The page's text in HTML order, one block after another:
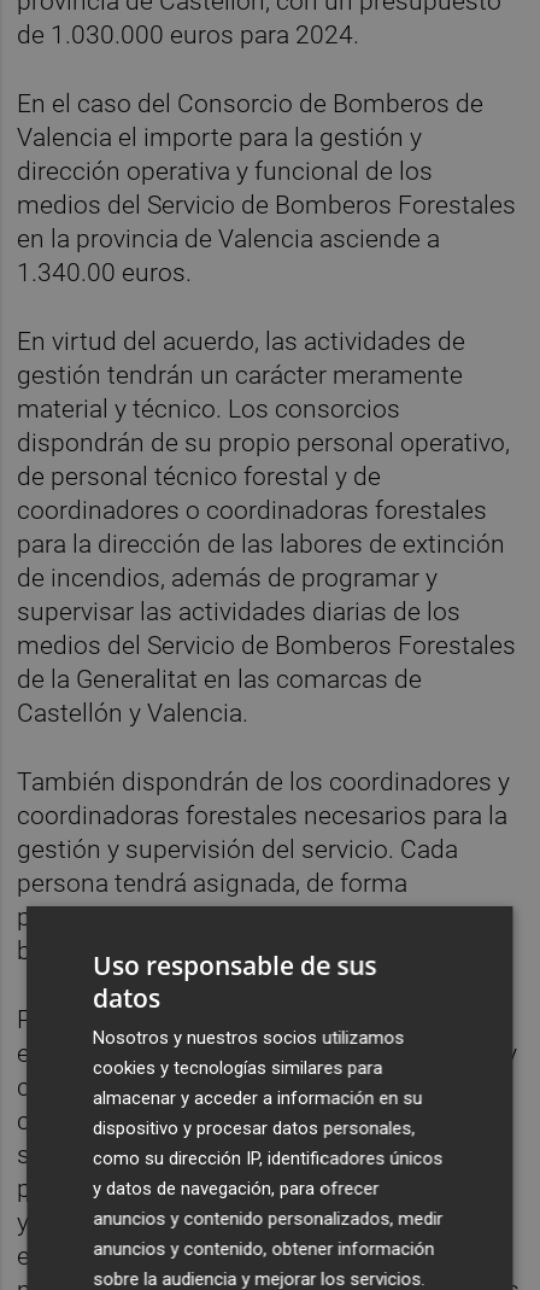
de 1.030.000 euros para 2024.
En el caso del Consorcio de Bomberos de
Valencia el importe para la gestión y
dirección operativa y funcional de los
medios del Servicio de Bomberos Forestales
en la provincia de Valencia asciende a
1.340.00 euros.
En virtud del acuerdo, las actividades de
gestión tendrán un carácter meramente
material y técnico. Los consorcios
dispondrán de su propio personal operativo,
de personal técnico forestal y de
coordinadores o coordinadoras forestales
para la dirección de las labores de extinción
de incendios, además de programar y
supervisar las actividades diarias de los
medios del Servicio de Bomberos Forestales
de la Generalitat en las comarcas de
Castellón y Valencia.
También dispondrán de los coordinadores y
coordinadoras forestales necesarios para la
gestión y supervisión del servicio. Cada
persona tendrá asignada, de forma
permanente, un número de unidades de
bomberos forestales anuales y de refuerzo.
Por su parte, el personal técnico forestal se
encargará de gestionar, organizar, distribuir y
controlar el trabajo diario; cumplimentar y
controlar la documentación necesaria;
supervisar el estado de los equipos de
protección y vehículos y planificar, organizar
y supervisar las actividades diarias de
entrenamiento, prácticas de manejo y
Uso responsable de sus
datos
Nosotros y nuestros socios utilizamos
cookies y tecnologías similares para
almacenar y acceder a información en su
dispositivo y procesar datos personales,
como su dirección IP, identificadores únicos
y datos de navegación, para ofrecer
anuncios y contenido personalizados, medir
anuncios y contenido, obtener información
sobre la audiencia y mejorar los servicios.